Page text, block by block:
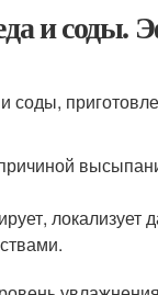
и соды.
соды,
локализует